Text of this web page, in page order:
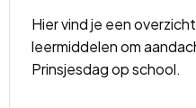
Hier vind je een
leermiddelen om
Prinsjesdag op school.